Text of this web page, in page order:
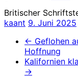
Britischer
kaant 9. Juni 2025
← Geflohen
Hoffnung
Kalifornien
→